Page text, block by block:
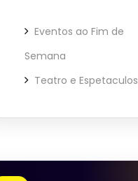
Eventos ao Fim de
Semana
Teatro e Espetaculos